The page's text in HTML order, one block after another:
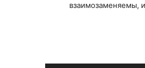
взаимозаменяемы,